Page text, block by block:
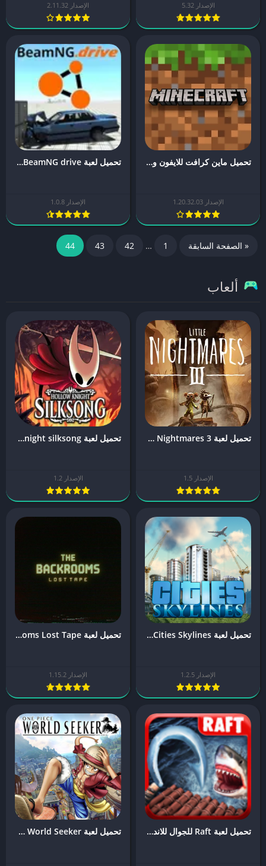
الإصدار 5.32 الإصدار 2.11.32
تحميل ماين كرافت للايفون و الاندرويد Minecraft بدون جلبريك
الإصدار 1.20.32.03
تحميل لعبة BeamNG drive للجوال [آخر اصدار] | Arabemod
الإصدار 1.0.8
« الصفحة السابقة 1
…
42
43
44
ألعاب
تحميل لعبة Little Nightmares 3 للجوال [آخر اصدار]
الإصدار 1.5
تحميل لعبة hollow knight silksong للجوال [آخر اصدار]
الإصدار 1.2
تحميل لعبة Cities Skylines للجوال للاندرويد و الايفون [آخر اصدار]
الإصدار 1.2.5
تحميل لعبة The Backrooms Lost Tape للجوال للاندرويد و الايفون [آخر اصدار]
الإصدار 1.15.2
تحميل لعبة Raft للجوال للاندرويد و الايفون [آخر اصدار] تحميل لعبة One Piece World Seeker للجوال للاندرويد و الايفون [آخر اصدار]